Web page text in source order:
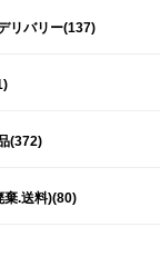
リバリー(137)
(372)
棄.送料)(80)